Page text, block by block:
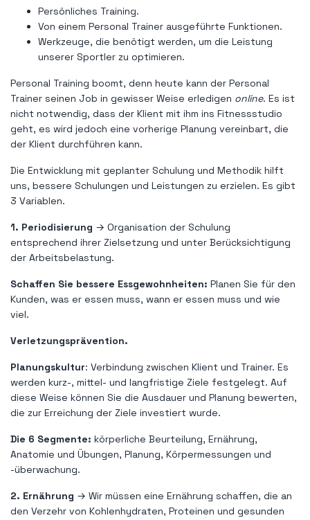
Persönliches Training.
Von einem Personal Trainer ausgeführte Funktionen.
Werkzeuge, die benötigt werden, um die Leistung
unserer Sportler zu optimieren.
Personal Training boomt, denn heute kann der Personal
Trainer seinen Job in gewisser Weise erledigen online. Es ist
nicht notwendig, dass der Klient mit ihm ins Fitnessstudio
geht, es wird jedoch eine vorherige Planung vereinbart, die
der Klient durchführen kann.
Die Entwicklung mit geplanter Schulung und Methodik hilft
uns, bessere Schulungen und Leistungen zu erzielen. Es gibt
3 Variablen.
1. Periodisierung → Organisation der Schulung
entsprechend ihrer Zielsetzung und unter Berücksichtigung
der Arbeitsbelastung.
Schaffen Sie bessere Essgewohnheiten: Planen Sie für den
Kunden, was er essen muss, wann er essen muss und wie
viel.
Verletzungsprävention.
Planungskultur: Verbindung zwischen Klient und Trainer. Es
werden kurz-, mittel- und langfristige Ziele festgelegt. Auf
diese Weise können Sie die Ausdauer und Planung bewerten,
die zur Erreichung der Ziele investiert wurde.
Die 6 Segmente: körperliche Beurteilung, Ernährung,
Anatomie und Übungen, Planung, Körpermessungen und
-überwachung.
2. Ernährung → Wir müssen eine Ernährung schaffen, die an
den Verzehr von Kohlenhydraten, Proteinen und gesunden